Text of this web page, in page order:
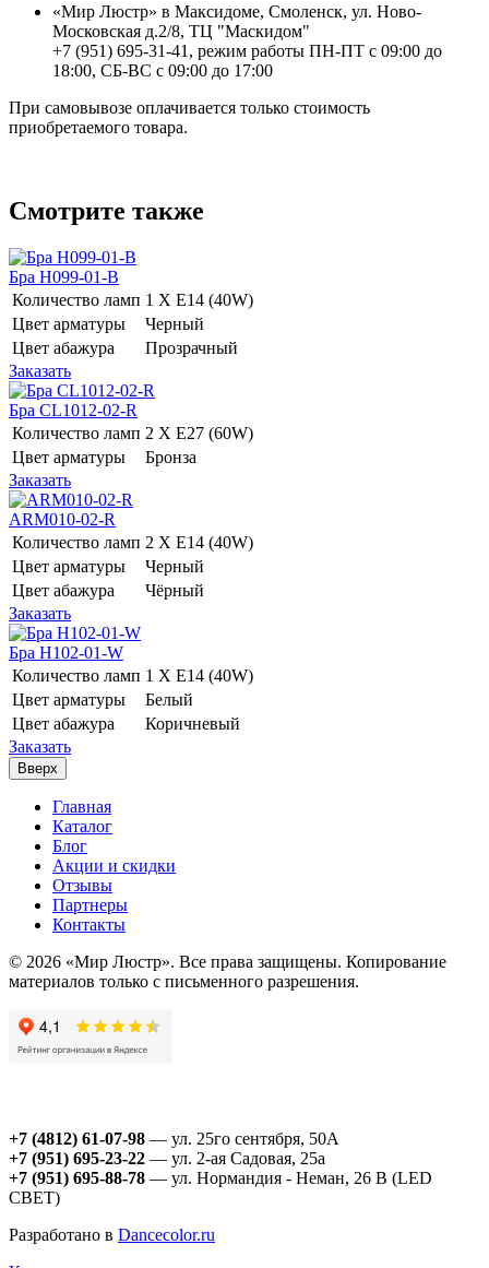
«Мир Люстр» в Максидоме, Смоленск, ул. Ново-
Московская д.2/8, ТЦ "Маскидом"
+7 (951) 695-31-41, режим работы ПН-ПТ с 09:00 до
18:00, СБ-ВС с 09:00 до 17:00
При самовывозе оплачивается только стоимость
приобретаемого товара.
Смотрите также
Бра H099-01-B
Количество ламп 1 Х E14 (40W)
Цвет арматуры
Черный
Цвет абажура
Прозрачный
Заказать
Бра CL1012-02-R
Количество ламп 2 Х E27 (60W)
Цвет арматуры
Бронза
Заказать
ARM010-02-R
Количество ламп 2 Х E14 (40W)
Цвет арматуры
Черный
Цвет абажура
Чёрный
Заказать
Бра H102-01-W
Количество ламп 1 Х E14 (40W)
Цвет арматуры
Белый
Цвет абажура
Коричневый
Заказать
Вверх
Главная
Каталог
Блог
Акции и скидки
Отзывы
Партнеры
Контакты
© 2026 «Мир Люстр». Все права защищены. Копирование
материалов только с письменного разрешения.
+7 (4812) 61-07-98 — ул. 25го сентября, 50А
+7 (951) 695-23-22 — ул. 2-ая Садовая, 25а
+7 (951) 695-88-78 — ул. Нормандия - Неман, 26 В (LED
СВЕТ)
Разработано в Dancecolor.ru